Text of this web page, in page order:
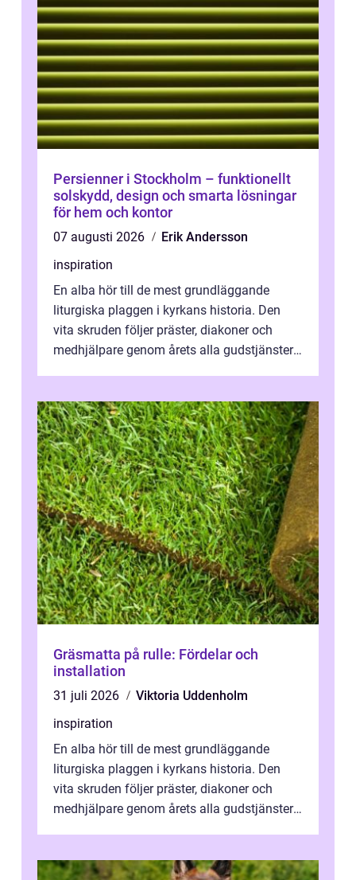
Persienner i Stockholm – funktionellt
solskydd, design och smarta lösningar
för hem och kontor
07 augusti 2026
Erik Andersson
inspiration
En alba hör till de mest grundläggande
liturgiska plaggen i kyrkans historia. Den
vita skruden följer präster, diakoner och
medhjälpare genom årets alla gudstjänster,
Gräsmatta på rulle: Fördelar och
installation
31 juli 2026
Viktoria Uddenholm
inspiration
En alba hör till de mest grundläggande
liturgiska plaggen i kyrkans historia. Den
vita skruden följer präster, diakoner och
medhjälpare genom årets alla gudstjänster,